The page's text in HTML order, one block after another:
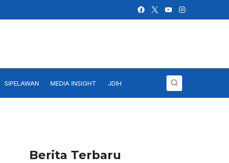
SIPELAWAN MEDIA INSIGHT JDIH
Berita Terbaru